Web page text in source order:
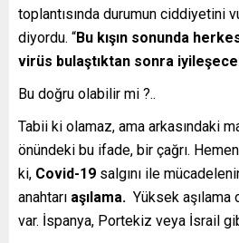
toplantısında durumun ciddiyetini
diyordu. “Bu kışın sonunda
virüs bulaştıktan sonra
Bu doğru olabilir mi ?..
Tabii ki olamaz, ama arkasındaki
önündeki bu ifade, bir çağrı.
ki, Covid-19 salgını ile
anahtarı aşılama. Yüksek aşılama
var. İspanya, Portekiz veya İsrail